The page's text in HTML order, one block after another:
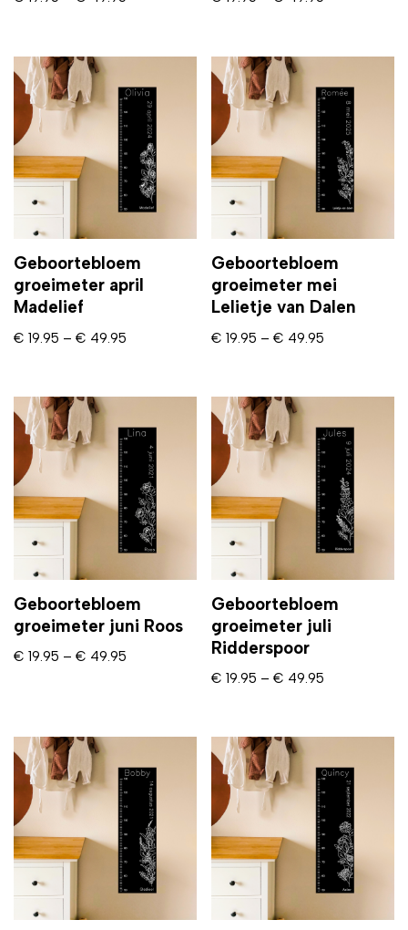
Geboortebloem
groeimeter april
Madelief
€ 19.95 – € 49.95
Geboortebloem
groeimeter mei
Lelietje van Dalen
€ 19.95 –€ 49.95
Geboortebloem
groeimeter juni Roos
€ 19.95 – € 49.95
Geboortebloem
groeimeter juli
Ridderspoor
€ 19.95 –€ 49.95